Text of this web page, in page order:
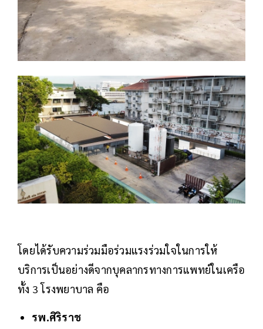
โดยได้รับความร่วมมือร่วมแรงร่วมใจในการให้
บริการเป็นอย่างดีจากบุคลากรทางการแพทย์ในเครือ
ทั้ง 3 โรงพยาบาล คือ
รพ.ศิริราช